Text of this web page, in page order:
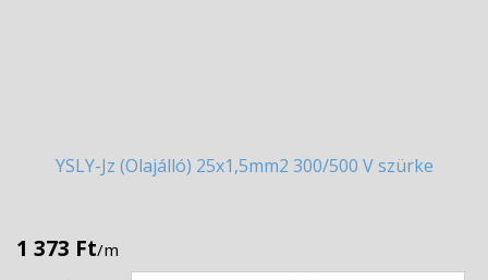
YSLY-Jz (Olajálló) 25x1,5mm2 300/500 V szürke
1 373 Ft/m